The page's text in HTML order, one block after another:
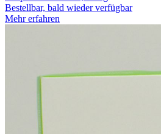
Bestellbar, bald wieder verfügbar
Mehr erfahren